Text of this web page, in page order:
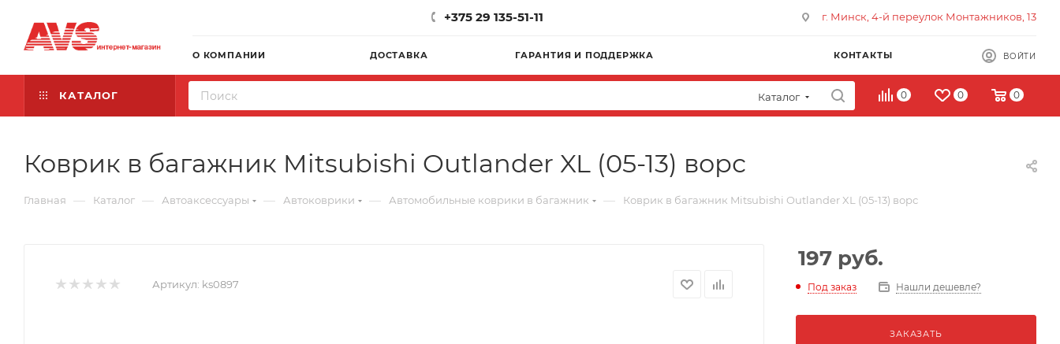
+375 29 135-51-11 г. Минск, 4-й переулок Монтажников, 13
О КОМПАНИИ ДОСТАВКА ГАРАНТИЯ И ПОДДЕРЖКА КОНТАКТЫ ВОЙТИ
КАТАЛОГ Каталог 0 0 0
Коврик в багажник Mitsubishi Outlander XL (05-13) ворс
Главная — Каталог — Автоаксессуары — Автоковрики — Автомобильные коврики в багажник — Коврик в багажник Mitsubishi Outlander XL (05-13) ворс
Артикул: ks0897
197 руб.
Под заказ Нашли дешевле?
ЗАКАЗАТЬ